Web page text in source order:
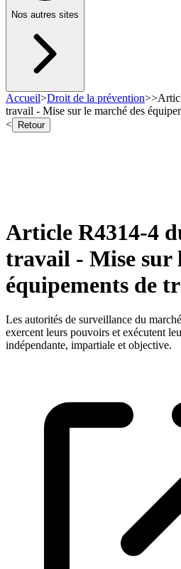
Nos autres sites
Accueil>Droit de la prévention>>
travail - Mise sur le marché des
<
Retour
Article R4314-4
travail - Mise sur
équipements de
Les autorités de surveillance du
exercent leurs pouvoirs et exécutent
indépendante, impartiale et objective.